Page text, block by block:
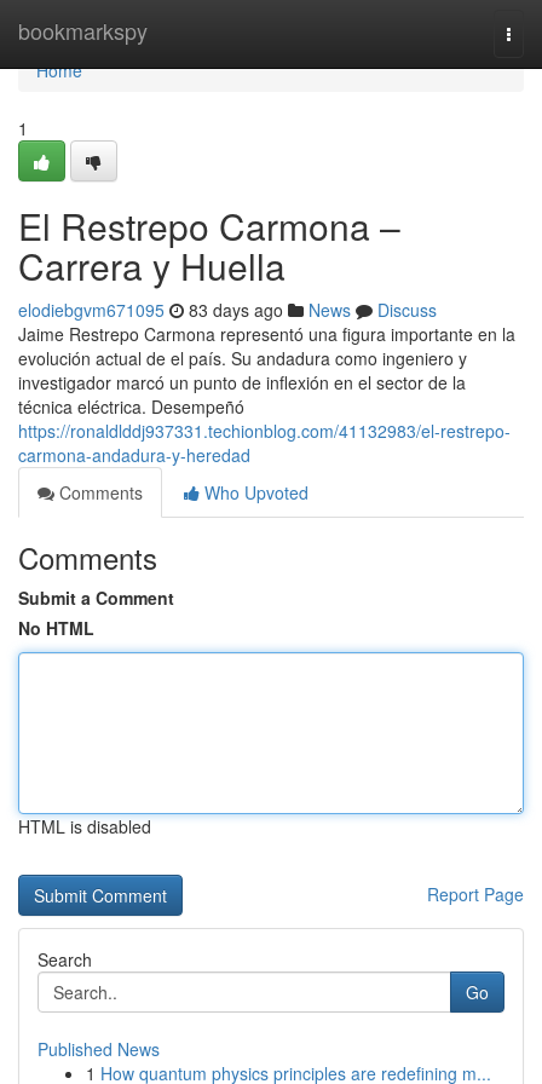
bookmarkspy
Home
Home
1
El Restrepo Carmona –
Carrera y Huella
elodiebgvm671095 83 days ago News
Discuss
Jaime Restrepo Carmona representó una figura importante en la
evolución actual de el país. Su andadura como ingeniero y
investigador marcó un punto de inflexión en el sector de la
técnica eléctrica. Desempeñó
https://ronaldlddj937331.techionblog.com/41132983/el-restrepo-
carmona-andadura-y-heredad
Comments
Who Upvoted
Comments
Submit a Comment
No HTML
HTML is disabled
Report Page
Search
Go
Published News
1 How quantum physics principles are redefining m...